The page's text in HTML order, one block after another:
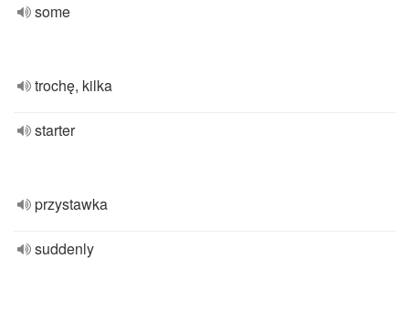
some
trochę, kilka
starter
przystawka
suddenly